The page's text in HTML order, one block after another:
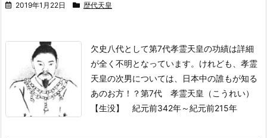
2019年1月22日 歴代天皇
欠史八代として第7代孝霊天皇の功績は詳細
が全く不明となっています。 けれども、孝霊
天皇の次男については、日本中の誰もが知る
あのお方！？第7代 孝霊天皇（こうれい）
【生没】 紀元前342年～紀元前215年